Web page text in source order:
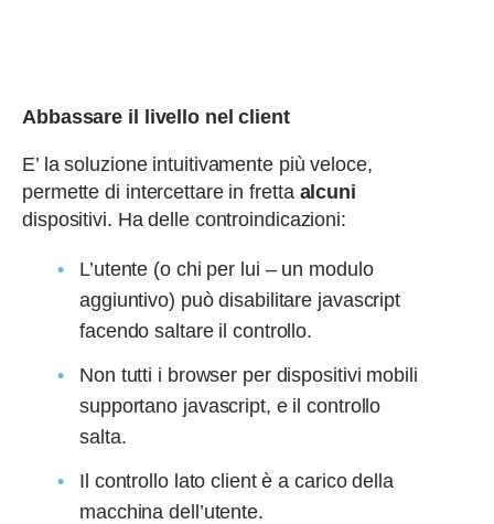
Abbassare il livello nel client
E’ la soluzione intuitivamente più veloce,
permette di intercettare in fretta alcuni
dispositivi. Ha delle controindicazioni:
L’utente (o chi per lui – un modulo
aggiuntivo) può disabilitare javascript
facendo saltare il controllo.
Non tutti i browser per dispositivi mobili
supportano javascript, e il controllo
salta.
Il controllo lato client è a carico della
macchina dell’utente.